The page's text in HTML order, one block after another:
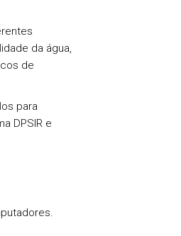
da água,
de
para
DPSIR e